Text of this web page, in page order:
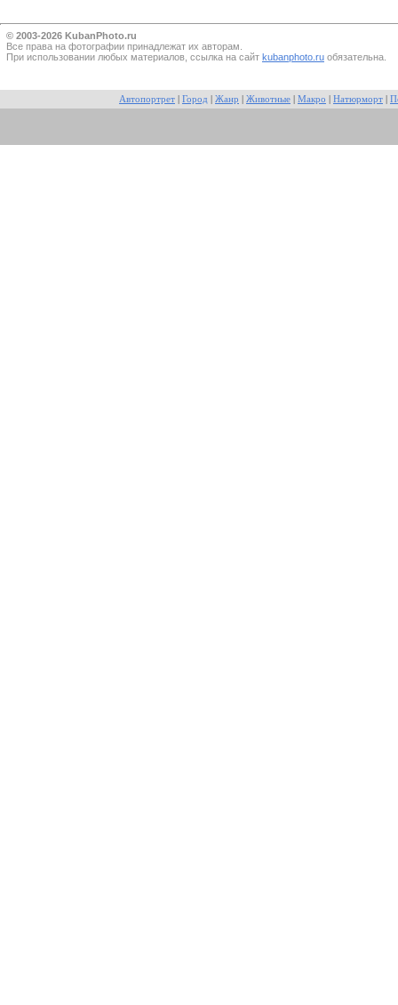
© 2003-2026 KubanPhoto.ru
Все прaва на фотографии принадлежат их авторам.
При использовании любых материалов, ссылка на сайт kubanphoto.ru обязательна.
Автопортрет Город Жанр Животные Макро Натюрморт